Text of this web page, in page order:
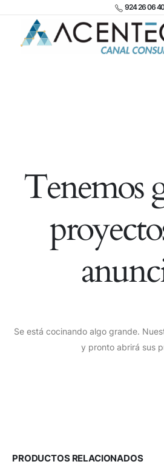
924 26 06
Tenemos
Se está cocinando algo grande.
y pronto abrirá sus
PRODUCTOS RELACIONADOS